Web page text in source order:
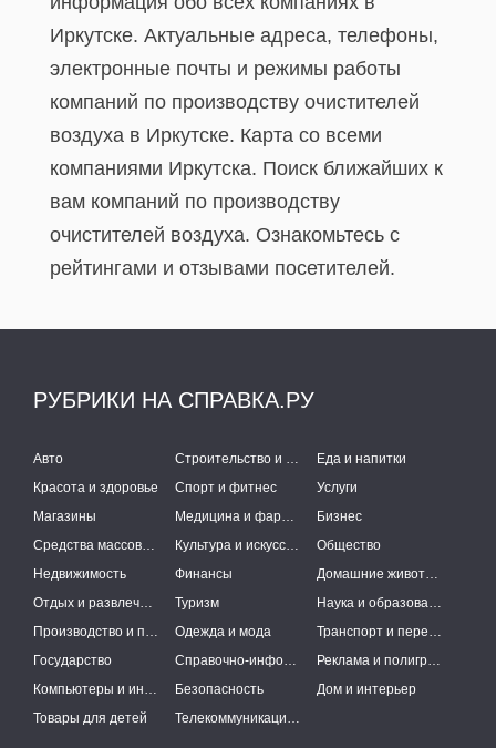
Иркутске. Актуальные адреса, телефоны,
электронные почты и режимы работы
компаний по производству очистителей
воздуха в Иркутске. Карта со всеми
компаниями Иркутска. Поиск ближайших к
вам компаний по производству
очистителей воздуха. Ознакомьтесь с
рейтингами и отзывами посетителей.
РУБРИКИ НА СПРАВКА.РУ
Авто Строительство и ремонт
Еда и напитки
Красота и здоровье
Спорт и фитнес
Услуги
Магазины
Медицина и фармацевтика
Бизнес
Средства массовой информации
Культура и искусство
Общество
Недвижимость
Финансы
Домашние животные
Отдых и развлечения
Туризм
Наука и образование
Производство и поставки
Одежда и мода
Транспорт и перевозки
Государство
Справочно-информационные системы
Реклама и полиграфия
Компьютеры и интернет
Безопасность
Дом и интерьер
Товары для детей
Телекоммуникации и связь